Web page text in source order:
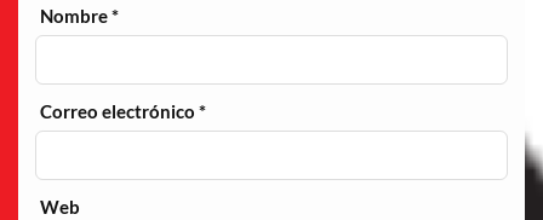
Nombre*
Correo electrónico*
Web